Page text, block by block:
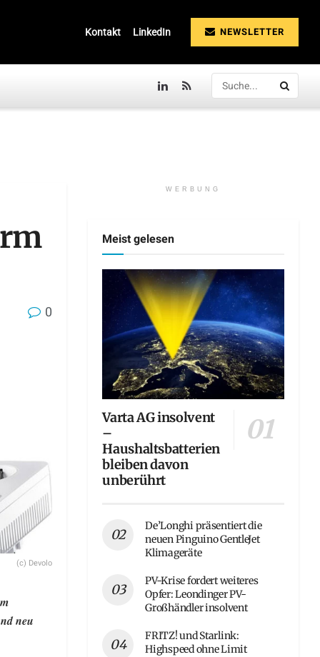
Kontakt LinkedIn NEWSLETTER
0
(c) Devolo
neu
WERBUNG
Meist gelesen
Varta AG insolvent
–
Haushaltsbatterien
bleiben davon
unberührt
De’Longhi präsentiert die
neuen Pinguino GentleJet
Klimageräte
PV-Krise fordert weiteres
Opfer: Leondinger PV-
Großhändler insolvent
FRITZ! und Starlink:
Highspeed ohne Limit